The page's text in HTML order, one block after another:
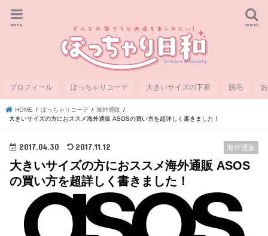
search
menu
プロフィール ぽっちゃりコーデ 大きいサイズの下着 脱毛
HOME ぽっちゃりコーデ
海外通販
大きいサイズの方におススメ海外通販 ASOSの買い方を超詳しく書きました！
海外通販
2017.04.30 2017.11.12
大きいサイズの方におススメ海外通販 ASOS
の買い方を超詳しく書きました！